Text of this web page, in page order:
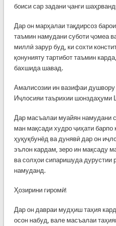
боиси сар задани ҷанги
Дар он марҳалаи тақдирсоз
таъмин намудани суботи ҷомеа
миллӣ зарур буд, ки сохти
қонунияту тартибот таъмин
бахшида шавад.
Амалисозии ин вазифаи душвору
Иҷлосияи таърихии шонздаҳуми
Дар масъалаи муайян намудани
ман мақсади худро ҷиҳати барпо
ҳуқуқбунёд ва дунявӣ дар он
эълон кардам, зеро ин мақсаду
ва солҳои сипаришуда дурустии
намуданд.
Ҳозирини гиромӣ!
Дар он давраи мудҳиш таҳия
осон набуд, вале масъалаи